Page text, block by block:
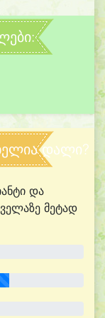
დალი?
და
მეტად